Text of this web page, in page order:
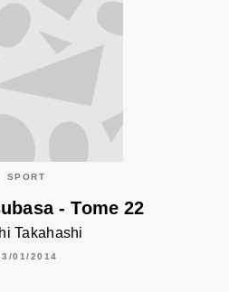
SPORT
- Tome 22
Takahashi
01/2014